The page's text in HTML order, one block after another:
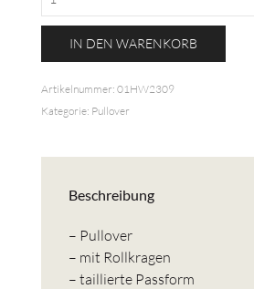
Menge
IN DEN WARENKORB
Artikelnummer: 01HW2309
Kategorie: Pullover
Beschreibung
– Pullover
– mit Rollkragen
– taillierte Passform